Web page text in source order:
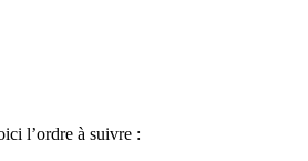
l’ordre à suivre :